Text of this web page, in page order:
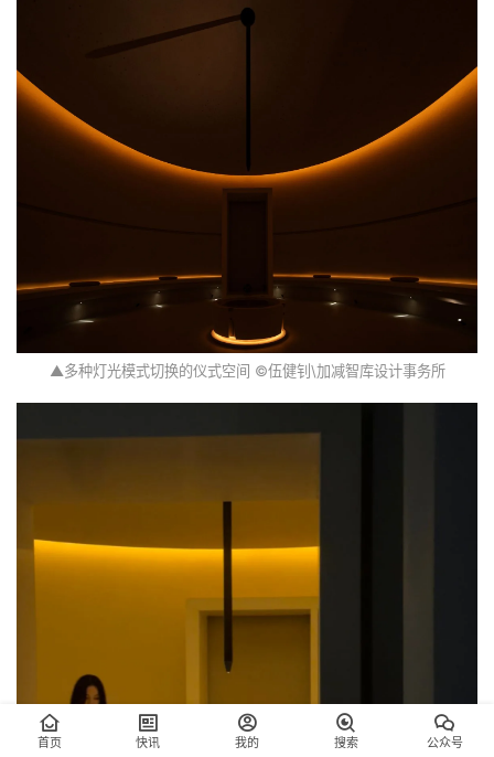
▲多种灯光模式切换的仪式空间 ©伍健钊\加减智库设计事务所
首页 快讯 我的 搜索 公众号